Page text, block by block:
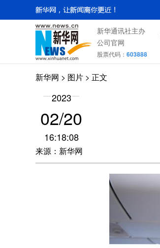
新华通讯社主办
公司官网
股票代码： 603888
新华网 > 图片 > 正文
2023
02/20
16:18:08
来源：新华网